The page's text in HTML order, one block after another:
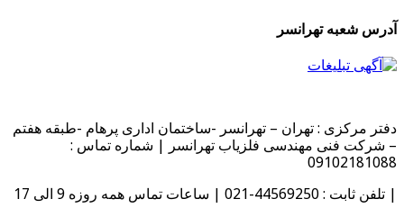
آدرس شعبه تهرانسر
دفتر مرکزی : تهران – تهرانسر -ساختمان اداری پرهام -طبقه هفتم
– شرکت فنی مهندسی فلزیاب تهرانسر | شماره تماس :
09102181088
| تلفن ثابت : 44569250-021 | ساعات تماس همه روزه 9 الی 17